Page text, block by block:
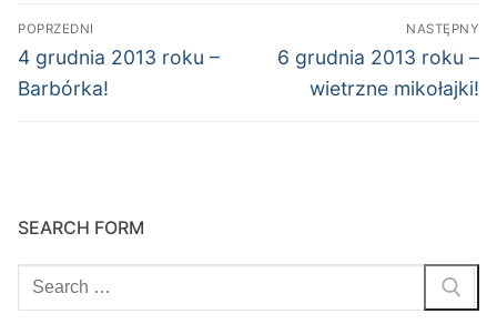
Nawigacja
wpisu
POPRZEDNI
Poprzedni
wpis:
4 grudnia 2013 roku –
Barbórka!
NASTĘPNY
Następny
wpis:
6 grudnia 2013 roku –
wietrzne mikołajki!
SEARCH FORM
Szukaj: